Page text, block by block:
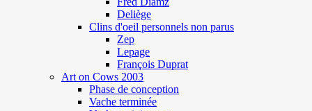
Deliège
Clins d'oeil personnels non parus
Zep
Lepage
François Duprat
Art on Cows 2003
Phase de conception
Vache terminée